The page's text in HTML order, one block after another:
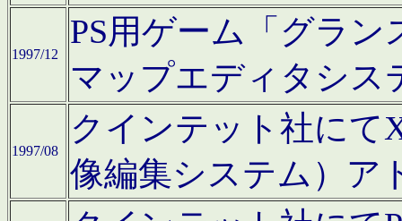
1997/12
PS用ゲーム「グラン
マップエディタシス
1997/08
クインテット社にて
像編集システム）ア